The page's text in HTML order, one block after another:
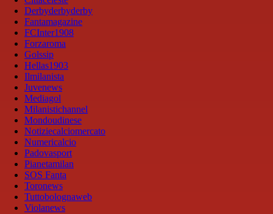
Derbyderbyderby
Fantamagazine
FCInter1908
Forzaroma
Golssip
Hellas1903
Ilmilanista
Juvenews
Mediagol
Milanistichannel
Mondoudinese
Notiziecalciomercato
Numericalcio
Padovasport
Pianetamilan
SOS Fanta
Toronews
Tuttobolognaweb
Violanews